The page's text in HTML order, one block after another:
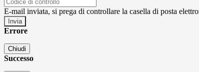
E-mail inviata, si prega di controllare la casella di posta
Errore
Chiudi
Successo